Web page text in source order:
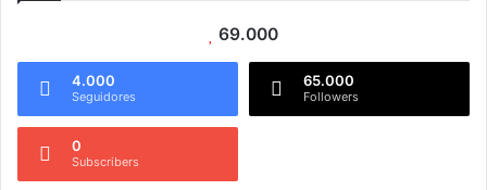
69.000
4.000
Seguidores
65.000
Followers
0
Subscribers